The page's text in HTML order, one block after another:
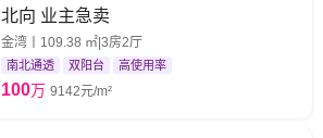
北向 业主急卖
金湾丨109.38 ㎡|3房2厅
南北通透 双阳台 高使用率
100万9142元/m²